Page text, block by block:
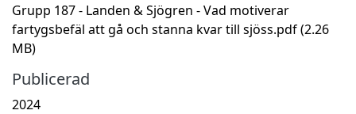
Grupp 187 - Landen & Sjögren - Vad motiverar
fartygsbefäl att gå och stanna kvar till sjöss.pdf(2.26
MB)
Publicerad
2024